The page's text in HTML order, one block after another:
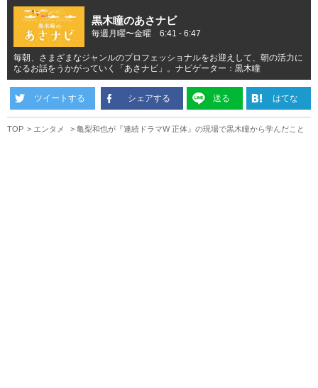
黒木瞳のあさナビ
毎週月曜〜金曜 6:41 - 6:47
毎朝、さまざまなジャンルのプロフェッショナルをお迎えして、朝の活力に
なるお話をうかがっていく「あさナビ」。ナビゲーター：黒木瞳
ツイートする シェアする 送る はてな
TOP エンタメ 亀梨和也が『連続ドラマW 正体』の現場で黒木瞳から学んだこと